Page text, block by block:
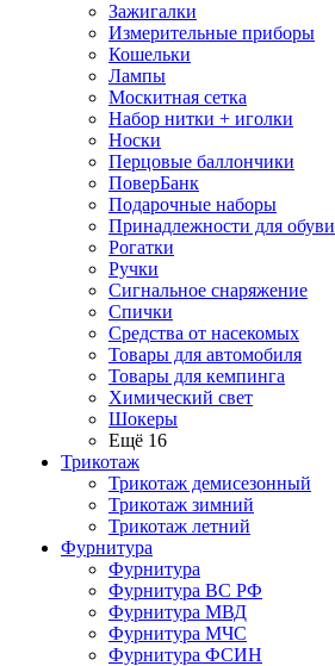
Зажигалки
Измерительные приборы
Кошельки
Лампы
Москитная сетка
Набор нитки + иголки
Носки
Перцовые баллончики
ПоверБанк
Подарочные наборы
Принадлежности для обуви
Рогатки
Ручки
Сигнальное снаряжение
Спички
Средства от насекомых
Товары для автомобиля
Товары для кемпинга
Химический свет
Шокеры
Ещё 16
Трикотаж
Трикотаж демисезонный
Трикотаж зимний
Трикотаж летний
Фурнитура
Фурнитура
Фурнитура ВС РФ
Фурнитура МВД
Фурнитура МЧС
Фурнитура ФСИН